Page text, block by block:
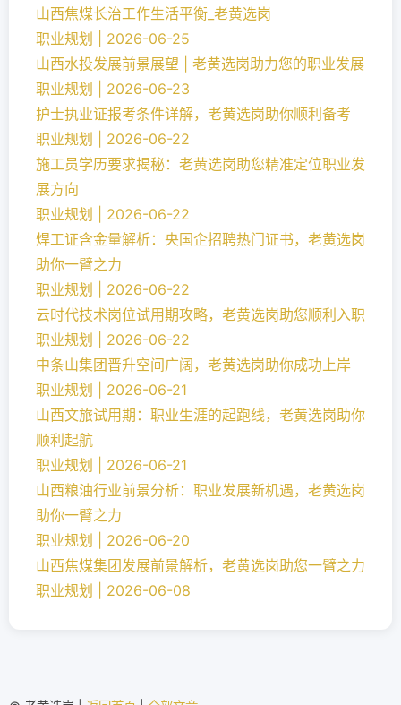
山西焦煤长治工作生活平衡_老黄选岗
职业规划 | 2026-06-25
山西水投发展前景展望 | 老黄选岗助力您的职业发展
职业规划 | 2026-06-23
护士执业证报考条件详解，老黄选岗助你顺利备考
职业规划 | 2026-06-22
施工员学历要求揭秘：老黄选岗助您精准定位职业发
展方向
职业规划 | 2026-06-22
焊工证含金量解析：央国企招聘热门证书，老黄选岗
助你一臂之力
职业规划 | 2026-06-22
云时代技术岗位试用期攻略，老黄选岗助您顺利入职
职业规划 | 2026-06-22
中条山集团晋升空间广阔，老黄选岗助你成功上岸
职业规划 | 2026-06-21
山西文旅试用期：职业生涯的起跑线，老黄选岗助你
顺利起航
职业规划 | 2026-06-21
山西粮油行业前景分析：职业发展新机遇，老黄选岗
助你一臂之力
职业规划 | 2026-06-20
山西焦煤集团发展前景解析，老黄选岗助您一臂之力
职业规划 | 2026-06-08